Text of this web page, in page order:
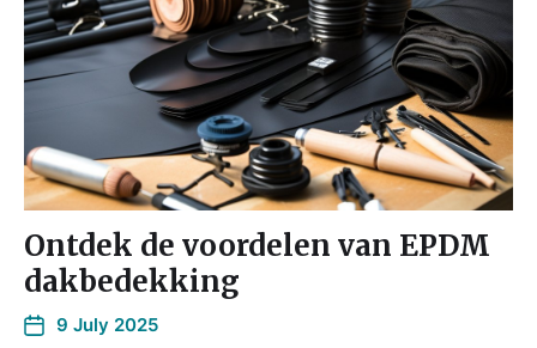
Ontdek de voordelen van EPDM
dakbedekking
9 July 2025